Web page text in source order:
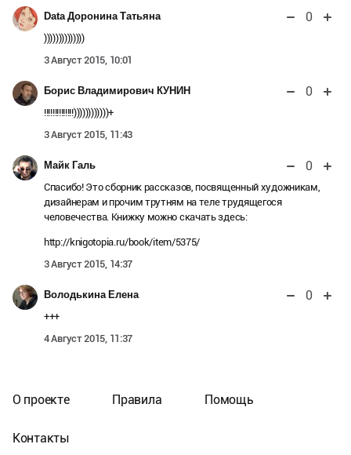
Data Доронина Татьяна 0
))))))))))))))
3 Август 2015, 10:01
Борис Владимирович КУНИН 0
!!!!!!!!!!!!!!))))))))))))+
3 Август 2015, 11:43
Майк Галь 0
Спасибо! Это сборник рассказов, посвященный художникам,
дизайнерам и прочим трутням на теле трудящегося
человечества. Книжку можно скачать здесь:
http://knigotopia.ru/book/item/5375/
3 Август 2015, 14:37
Володькина Елена 0
+++
4 Август 2015, 11:37
О проекте Правила Помощь
Контакты